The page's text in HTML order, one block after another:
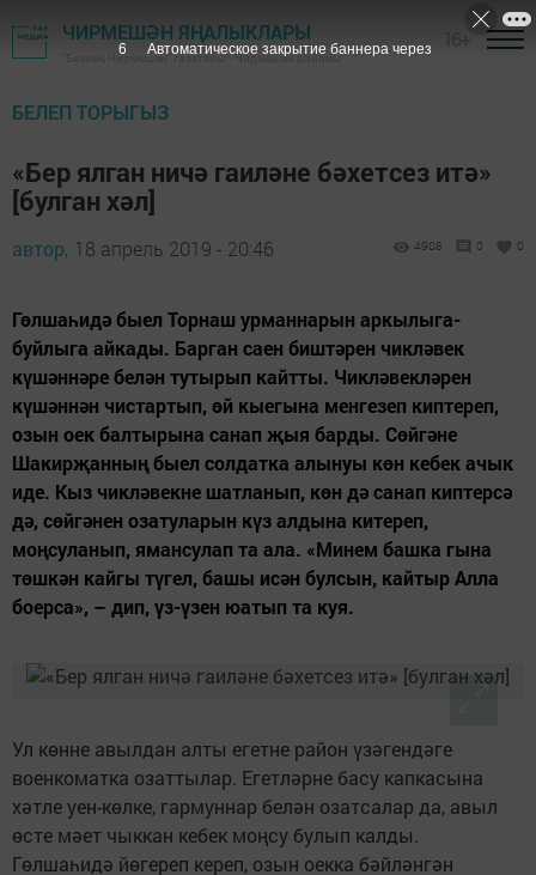
ЧИРМЕШӘН ЯҢАЛЫКЛАРЫ
"Безнең Чирмешән" газетасы - Чирмешән районы
БЕЛЕП ТОРЫГЫЗ
«Бер ялган ничә гаиләне бәхетсез итә»
[булган хәл]
автор, 18 апрель 2019 - 20:46 4908 0 0
Гөлшаһидә быел Торнаш урманнарын аркылыга-
буйлыга айкады. Барган саен биштәрен чикләвек
күшәннәре белән тутырып кайтты. Чикләвекләрен
күшәннән чистартып, өй кыегына менгезеп киптереп,
озын оек балтырына санап җыя барды. Сөйгәне
Шакирҗанның быел солдатка алынуы көн кебек ачык
иде. Кыз чикләвекне шатланып, көн дә санап киптерсә
дә, сөйгәнен озатуларын күз алдына китереп,
моңсуланып, ямансулап та ала. «Минем башка гына
төшкән кайгы түгел, башы исән булсын, кайтыр Алла
боерса», – дип, үз-үзен юатып та куя.
Ул көнне авылдан алты егетне район үзәгендәге
военкоматка озаттылар. Егетләрне басу капкасына
хәтле уен-көлке, гармуннар белән озатсалар да, авыл
өсте мәет чыккан кебек моңсу булып калды.
Гөлшаһидә йөгереп кереп, озын оекка бәйләнгән
5 Автоматическое закрытие баннера через